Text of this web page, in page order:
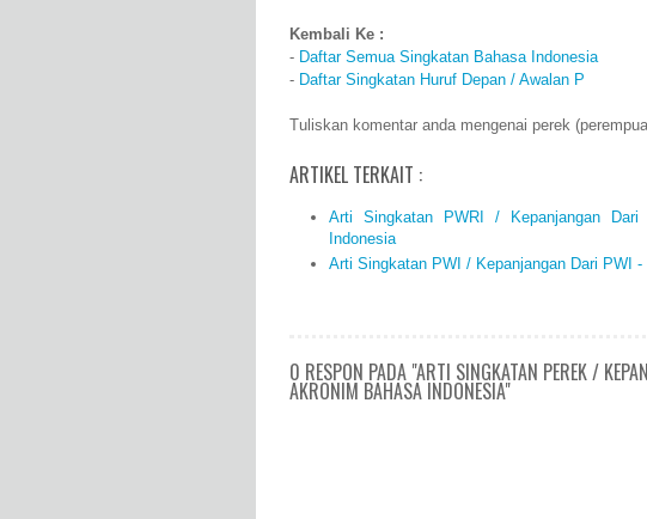
Kembali Ke :
- Daftar Semua Singkatan Bahasa Indonesia
- Daftar Singkatan Huruf Depan / Awalan P
Tuliskan komentar anda mengenai perek
ARTIKEL TERKAIT :
Arti Singkatan PWRI / Kepanjangan
Indonesia
Arti Singkatan PWI / Kepanjangan Dari PWI
0 RESPON PADA "ARTI SINGKATAN PEREK /
AKRONIM BAHASA INDONESIA"